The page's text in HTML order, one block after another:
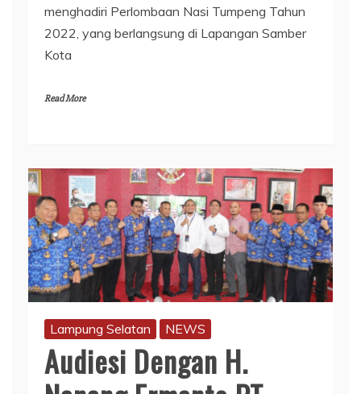
menghadiri Perlombaan Nasi Tumpeng Tahun
2022, yang berlangsung di Lapangan Samber
Kota
Read More
Lampung Selatan NEWS
Audiesi Dengan H.